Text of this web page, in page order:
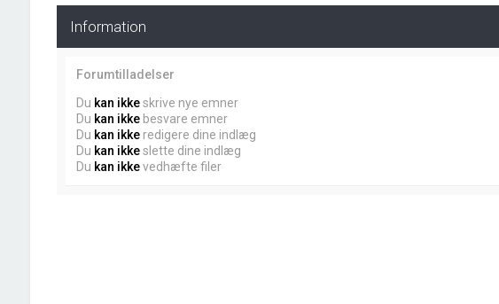
Information
Forumtilladelser
Du kan ikkeskrive nye emner
Du kan ikkebesvare emner
Du kan ikkeredigere dine indlæg
Du kan ikkeslette dine indlæg
Du kan ikkevedhæfte filer